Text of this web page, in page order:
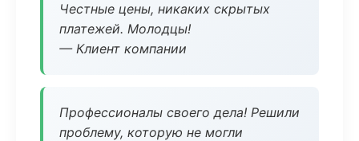
Честные цены, никаких скрытых
платежей. Молодцы!
— Клиент компании
Профессионалы своего дела! Решили
проблему, которую не могли